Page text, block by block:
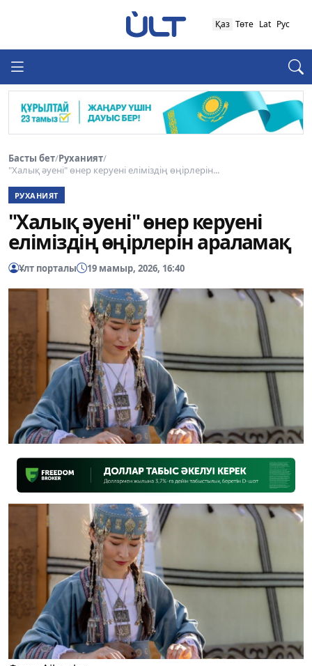
Қаз Төте Lat Рус
Басты бет/Руханият/
"Халық әуені" өнер керуені еліміздің өңірлерін...
РУХАНИЯТ
"Халық әуені" өнер керуені
еліміздің өңірлерін араламақ
Ұлт порталы 19 мамыр, 2026, 16:40